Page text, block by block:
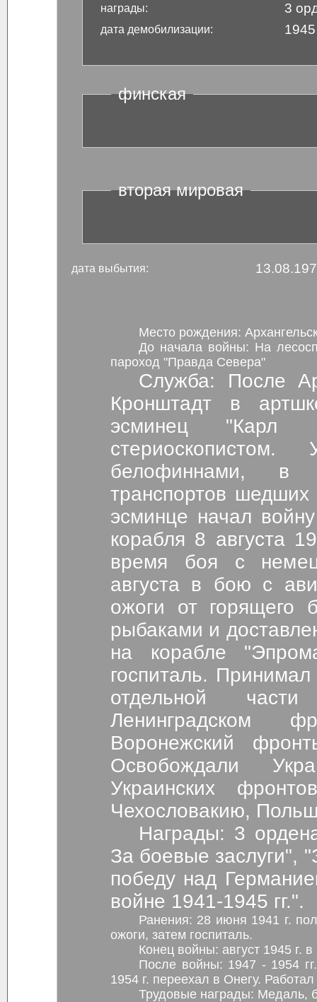
награды: 3
дата демобилизации: 1945
финская
вторая мировая
дата выбытия:
Место рождения:
До начала войны: На
пароход "Правда Севера"
Служба: После
Кронштадт в
эсминец "Карл
белофиннами, в
транспортов
эсминце начал
корабля 8 августа 1941 г.. 28 июня контужен во
время боя с
августа в бою с авиацией получил контузию и
ожоги от горящего бензина,
рыбаками и
на корабле
госпиталь.
отдельной
Ленинградском
Воронежский
Освобождали
Украинских
Чехословакию,
Награды: 3 ордена
За боевые заслуги",
победу над
войне 1941-1945 гг.".
Ранения: 28 июня 1941 г.
ожоги, затем госпиталь.
Конец войны: август 1945 г.
После войны: 1947 - 1954
1954 г. переехал в Онегу.
Трудовые награды: Медаль,